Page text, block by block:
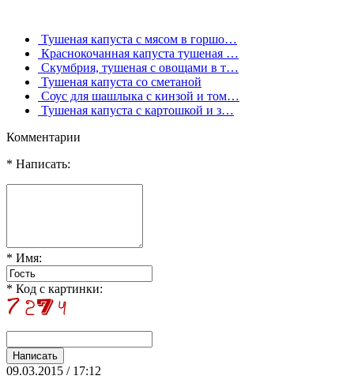
Тушеная капуста с мясом в горшо…
Краснокочанная капуста тушеная …
Скумбрия, тушеная с овощами в т…
Тушеная капуста со сметаной
Соус для шашлыка с кинзой и том…
Тушеная капуста с картошкой и з…
Комментарии
* Написать:
* Имя:
* Код с картинки:
09.03.2015 / 17:12